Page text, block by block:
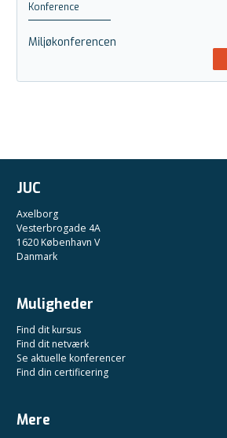
Konference
Miljøkonferencen
JUC
Axelborg
Vesterbrogade 4A
1620 København V
Danmark
Muligheder
Find dit kursus
Find dit netværk
Se aktuelle konferencer
Find din certificering
Mere